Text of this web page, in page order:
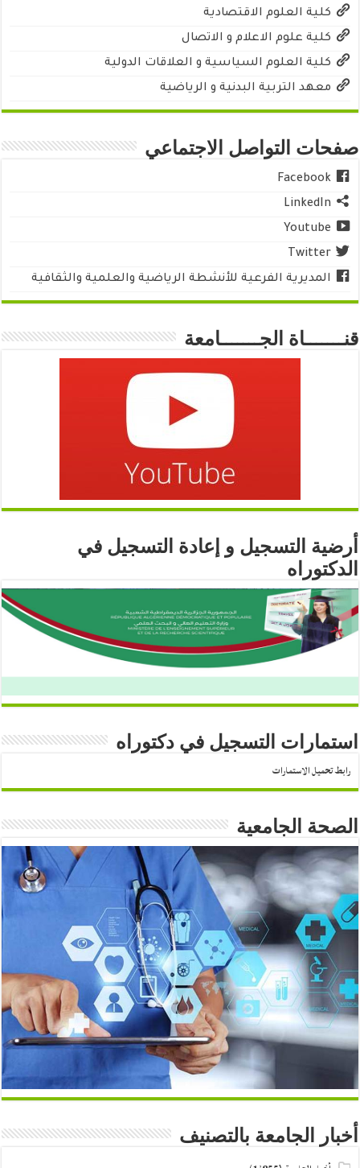
كلية العلوم الاقتصادية
كلية علوم الاعلام و الاتصال
كلية العلوم السياسية و العلاقات الدولية
معهد التربية البدنية و الرياضية
صفحات التواصل الاجتماعي
Facebook
LinkedIn
Youtube
Twitter
المديرية الفرعية للأنشطة الرياضية والعلمية والثقافية
قنـــــــاة الجـــــــامعة
أرضية التسجيل و إعادة التسجيل في
الدكتوراه
استمارات التسجيل في دكتوراه
رابط تحميل الاستمارات
الصحة الجامعية
أخبار الجامعة بالتصنيف